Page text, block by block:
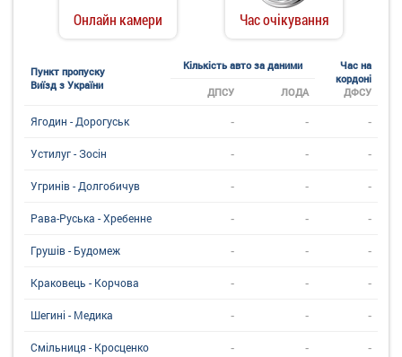
Онлайн камери Час очікування
Пункт пропуску
Виїзд з України
Кількість авто за даними
Час на
кордоні
ДФСУ
ДПСУ ЛОДА
Ягодин - Дорогуськ - - -
Устилуг - Зосін - - -
Угринiв - Долгобичув - - -
Рава-Руська - Хребенне - - -
Грушів - Будомеж - - -
Краковець - Корчова - - -
Шегині - Медика - - -
Смільниця - Кросценко - - -